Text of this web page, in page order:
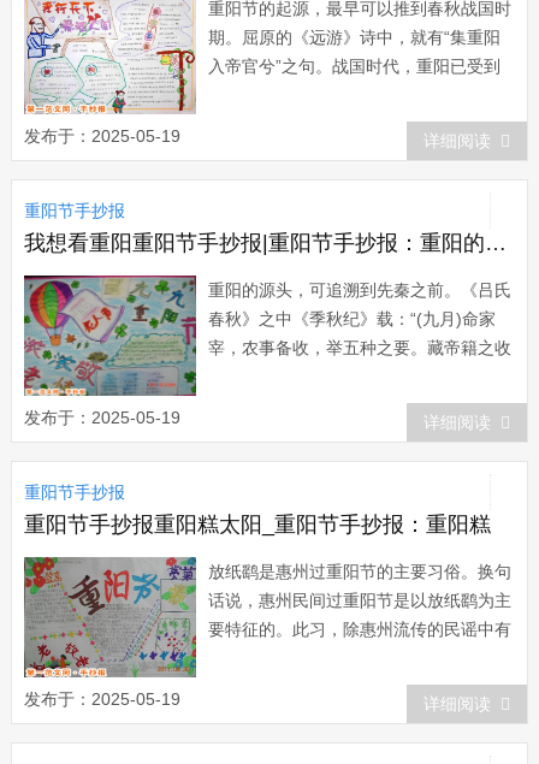
重阳节的起源，最早可以推到春秋战国时
期。屈原的《远游》诗中，就有“集重阳
入帝官兮”之句。战国时代，重阳已受到
到了汉代。过重阳节的习俗渐渐流行。相
传汉高祖刘邦的妃子戚夫人遭到吕后的谋
害，其身前一位侍女贾氏被逐出宫，嫁与
发布于：2025-05-19 详细阅读
重阳节手抄报
我想看重阳重阳节手抄报|重阳节手抄报：重阳的源头
重阳的源头，可追溯到先秦之前。《吕氏
春秋》之中《季秋纪》载：“(九月)命家
宰，农事备收，举五种之要。藏帝籍之收
尝牺牲，告备于天子。”可见当时已有在
秋九月农作物丰收之时祭飨天帝、祭祖，
以谢天帝、祖先恩德的活动。汉...
发布于：2025-05-19 详细阅读
重阳节手抄报
重阳节手抄报重阳糕太阳_重阳节手抄报：重阳糕
放纸鹞是惠州过重阳节的主要习俗。换句
话说，惠州民间过重阳节是以放纸鹞为主
要特征的。此习，除惠州流传的民谣中有
纸鹞亦现在的风筝。风筝是五代以后的称
谓，五代之前，北方习惯称“纸鸢”，南方
则多叫“鹞子”，惠州的&ldq...
发布于：2025-05-19 详细阅读